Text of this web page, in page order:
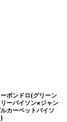
ポンドロ(グリーン
ーパイソン×ジャン
カーペットパイソ